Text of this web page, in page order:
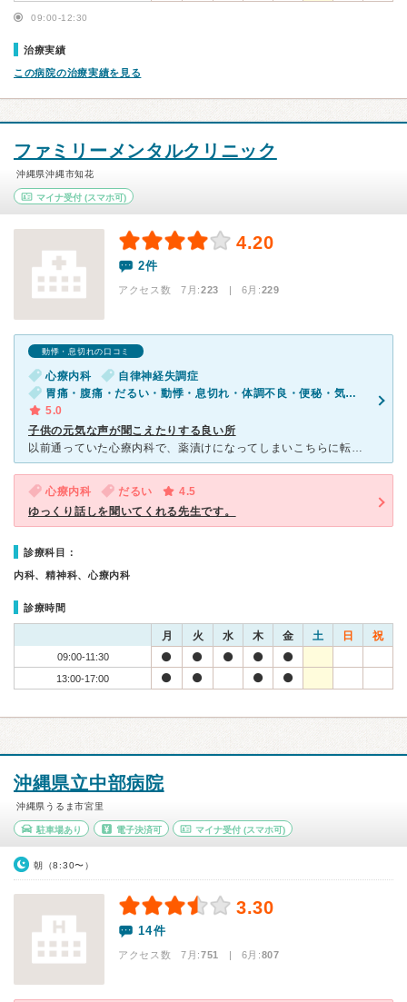
09:00-12:30
治療実績
この病院の治療実績を見る
ファミリーメンタルクリニック
沖縄県沖縄市知花
マイナ受付 (スマホ可)
4.20
2件
アクセス数 7月:223 | 6月:229
動悸・息切れの口コミ
心療内科
自律神経失調症
胃痛・腹痛・だるい・動悸・息切れ・体調不良・便秘・気が滅入る・不安・ストレス
5.0
子供の元気な声が聞こえたりする良い所
以前通っていた心療内科で、薬漬けになってしまいこちらに転院しました。 前の病院が少々トラウマになってしまい、初めてファミリーメンタルクリニックを受診した時は怖くて仕方なかったです。 でも、
心療内科 だるい
4.5
ゆっくり話しを聞いてくれる先生です。
診療科目：
内科、精神科、心療内科
診療時間
月 火 水 木 金 土 日 祝
09:00-11:30
13:00-17:00
沖縄県立中部病院
沖縄県うるま市宮里
駐車場あり 電子決済可 マイナ受付 (スマホ可)
朝（8:30〜）
3.30
14件
アクセス数 7月:751 | 6月:807